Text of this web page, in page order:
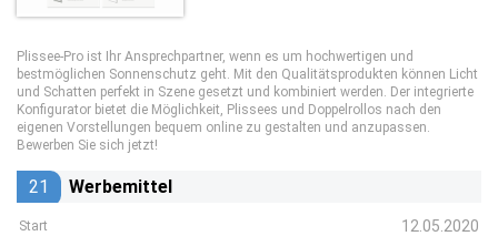
Plissee-Pro ist Ihr Ansprechpartner, wenn es um hochwertigen und
bestmöglichen Sonnenschutz geht. Mit den Qualitätsprodukten können Licht
und Schatten perfekt in Szene gesetzt und kombiniert werden. Der integrierte
Konfigurator bietet die Möglichkeit, Plissees und Doppelrollos nach den
eigenen Vorstellungen bequem online zu gestalten und anzupassen.
Bewerben Sie sich jetzt!
21 Werbemittel
Start 12.05.2020